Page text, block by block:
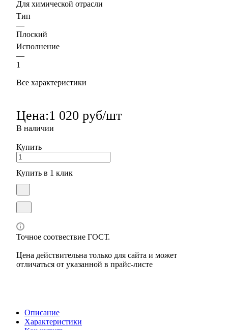
Для химической отрасли
Тип
—
Плоский
Исполнение
—
1
Все характеристики
Цена:1 020 руб/шт
В наличии
Купить
Купить в 1 клик
Точное соотвествие ГОСТ.
Цена действительна только для сайта и может
отличаться от указанной в прайс-листе
Описание
Характеристики